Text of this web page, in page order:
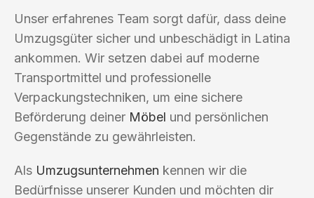
Unser erfahrenes Team sorgt dafür, dass deine
Umzugsgüter sicher und unbeschädigt in Latina
ankommen. Wir setzen dabei auf moderne
Transportmittel und professionelle
Verpackungstechniken, um eine sichere
Beförderung deiner Möbel und persönlichen
Gegenstände zu gewährleisten.
Als Umzugsunternehmen kennen wir die
Bedürfnisse unserer Kunden und möchten dir